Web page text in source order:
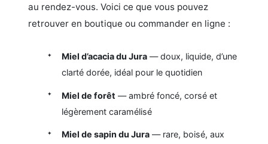
au rendez-vous. Voici ce que vous pouvez
retrouver en boutique ou commander en ligne :
Miel d’acacia du Jura — doux, liquide, d’une
clarté dorée, idéal pour le quotidien
Miel de forêt — ambré foncé, corsé et
légèrement caramélisé
Miel de sapin du Jura — rare, boisé, aux